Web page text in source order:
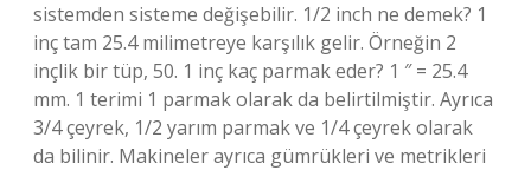
sistemden sisteme değişebilir. 1/2 inch ne demek? 1
inç tam 25.4 milimetreye karşılık gelir. Örneğin 2
inçlik bir tüp, 50. 1 inç kaç parmak eder? 1 ″ = 25.4
mm. 1 terimi 1 parmak olarak da belirtilmiştir. Ayrıca
3/4 çeyrek, 1/2 yarım parmak ve 1/4 çeyrek olarak
da bilinir. Makineler ayrıca gümrükleri ve metrikleri